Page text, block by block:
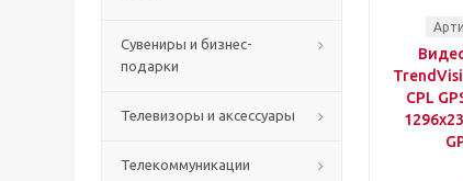
Сувениры и бизнес-
подарки
Телевизоры и аксессуары
Телекоммуникации
CPL